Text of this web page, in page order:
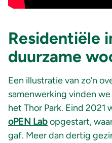
Residentiële
duurzame
Een illustratie van zo’n
samenwerking vinden
het Thor Park. Eind 2021
oPEN Labopgestart,
gaf. Meer dan dertig